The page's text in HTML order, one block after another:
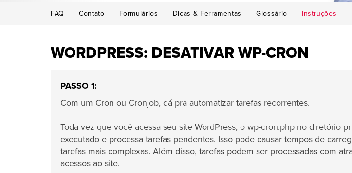
FAQ Contato Formulários Dicas & Ferramentas Glossário Instruções
WORDPRESS: DESATIVAR WP-CRON
PASSO 1:
Com um Cron ou Cronjob, dá pra automatizar tarefas recorrentes.
Toda vez que você acessa seu site WordPress, o wp-cron.php no diretório
executado e processa tarefas pendentes. Isso pode causar tempos de
tarefas mais complexas. Além disso, tarefas podem ser processadas com
acessos ao site.